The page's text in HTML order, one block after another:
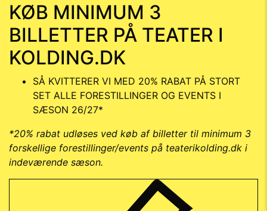
KØB MINIMUM 3
BILLETTER PÅ TEATER I
KOLDING.DK
SÅ KVITTERER VI MED 20% RABAT PÅ STORT
SET ALLE FORESTILLINGER OG EVENTS I
SÆSON 26/27*
*20% rabat udløses ved køb af billetter til minimum 3
forskellige forestillinger/events på teaterikolding.dk i
indeværende sæson.